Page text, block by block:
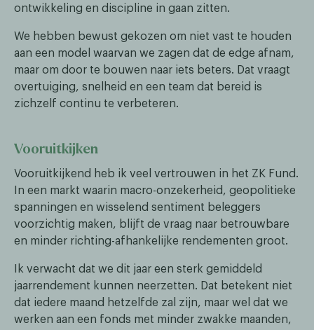
ontwikkeling en discipline in gaan zitten.
We hebben bewust gekozen om niet vast te houden
aan een model waarvan we zagen dat de edge afnam,
maar om door te bouwen naar iets beters. Dat vraagt
overtuiging, snelheid en een team dat bereid is
zichzelf continu te verbeteren.
Vooruitkijken
Vooruitkijkend heb ik veel vertrouwen in het ZK Fund.
In een markt waarin macro-onzekerheid, geopolitieke
spanningen en wisselend sentiment beleggers
voorzichtig maken, blijft de vraag naar betrouwbare
en minder richting-afhankelijke rendementen groot.
Ik verwacht dat we dit jaar een sterk gemiddeld
jaarrendement kunnen neerzetten. Dat betekent niet
dat iedere maand hetzelfde zal zijn, maar wel dat we
werken aan een fonds met minder zwakke maanden,